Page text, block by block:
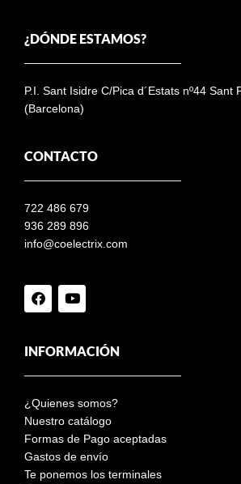
¿DÓNDE ESTAMOS?
P.I. Sant Isidre C/Pica d´Estats nº44 Sant
(Barcelona)
CONTACTO
722 486 679
936 289 896
info@coelectrix.com
INFORMACIÓN
¿Quienes somos?
Nuestro catálogo
Formas de Pago aceptadas
Gastos de envío
Te ponemos los terminales